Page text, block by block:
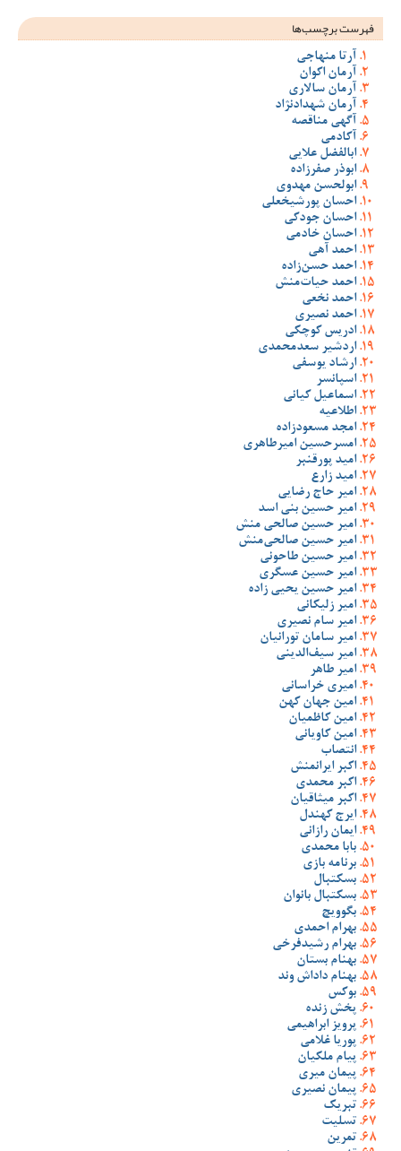
فهرست برچسب‌ها
آرتا منهاجی
آرمان اکوان
آرمان سالاری
آرمان شهدادنژاد
آگهی مناقصه
آکادمی
ابالفضل علایی
ابوذر صفرزاده
ابولحسن مهدوی
احسان پورشیخعلی
احسان جودکی
احسان خادمی
احمد آهی
احمد حسن‌زاده
احمد حیات‌منش
احمد نخعی
احمد نصیری
ادریس کوچکی
اردشیر سعدمحمدی
ارشاد یوسفی
اسپانسر
اسماعیل کیانی
اطلاعیه
امجد مسعودزاده
امسرحسین امیرطاهری
امید پورقنبر
امید زارع
امیر حاج رضایی
امیر حسین بنی اسد
امیر حسین صالحی منش
امیر حسین صالحی‌منش
امیر حسین طاحونی
امیر حسین عسگری
امیر حسین یحیی زاده
امیر زلیکانی
امیر سام نصیری
امیر سامان تورانیان
امیر سیف‌الدینی
امیر طاهر
امیری خراسانی
امین جهان کهن
امین کاظمیان
امین کاویانی
انتصاب
اکبر ایرانمنش
اکبر محمدی
اکبر میثاقیان
ایرج کهندل
ایمان رازانی
بابا محمدی
برنامه بازی
بسکتبال
بسکتبال بانوان
بگوویچ
بهرام احمدی
بهرام رشیدفرخی
بهنام بستان
بهنام داداش وند
بوکس
پخش زنده
پرویز ابراهیمی
پوریا غلامی
پیام ملکیان
پیمان میری
پیمان نصیری
تبریک
تسلیت
تمرین